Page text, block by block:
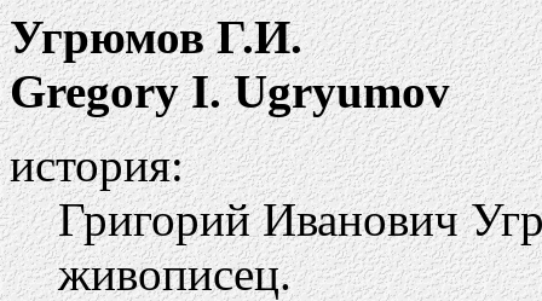
Угрюмов Г.И.
Gregory I. Ugryumov
история:
Григорий Иванович
живописец.